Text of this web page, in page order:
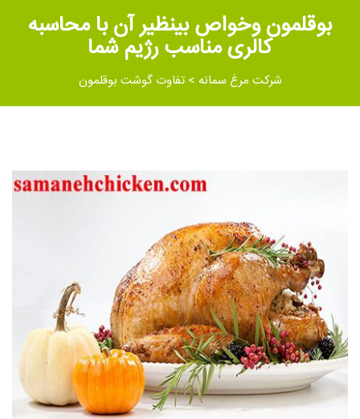
بوقلمون وخواص بینظیر آن با محاسبه
کالری مناسب رژیم شما
شرکت مرغ سمانه >تفاوت گوشت بوقلمون